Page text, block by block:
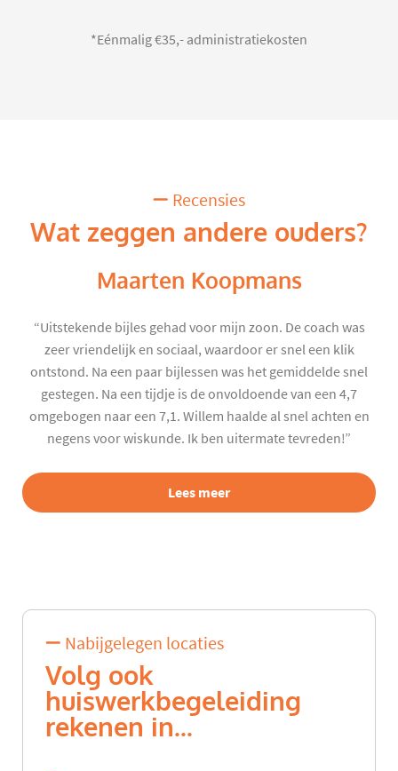
*Eénmalig €35,- administratiekosten
Recensies
Wat zeggen andere ouders?
Maarten Koopmans
“Uitstekende bijles gehad voor mijn zoon. De coach was
zeer vriendelijk en sociaal, waardoor er snel een klik
ontstond. Na een paar bijlessen was het gemiddelde snel
gestegen. Na een tijdje is de onvoldoende van een 4,7
omgebogen naar een 7,1. Willem haalde al snel achten en
negens voor wiskunde. Ik ben uitermate tevreden!”
Lees meer
Nabijgelegen locaties
Volg ook
huiswerkbegeleiding
rekenen in...